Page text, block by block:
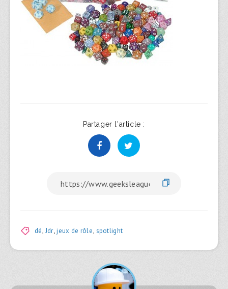
Partager l'article :
dé, Jdr,jeux de rôle, spotlight